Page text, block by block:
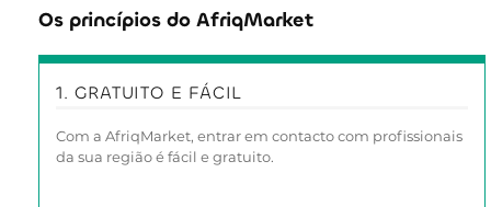
Os princípios do AfriqMarket
1. GRATUITO E FÁCIL
Com a AfriqMarket, entrar em contacto com profissionais
da sua região é fácil e gratuito.